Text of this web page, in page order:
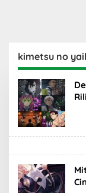
kimetsu no